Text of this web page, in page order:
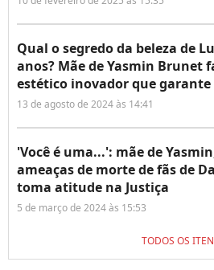
Qual o segredo da beleza de
anos? Mãe de Yasmin Brunet
estético inovador que
13 de agosto de 2024 às 14:41
'Você é uma...': mãe de
ameaças de morte de fãs de
toma atitude na Justiça
5 de março de 2024 às 15:53
TODOS OS